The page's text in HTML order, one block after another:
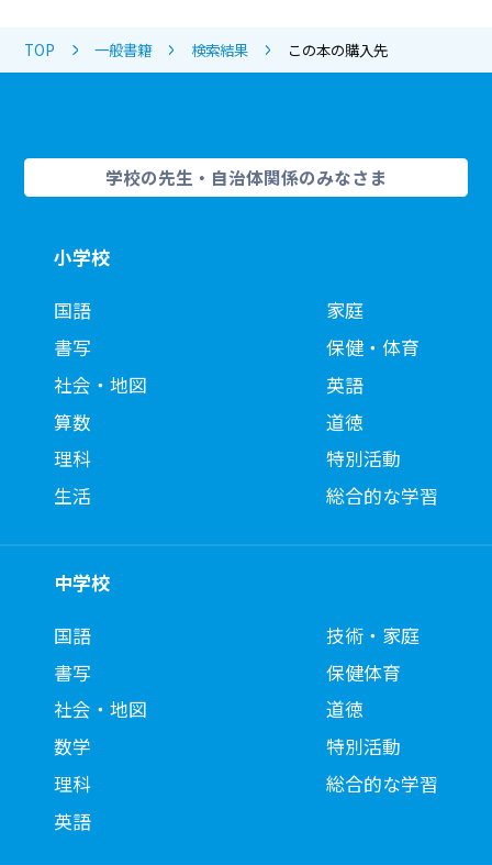
TOP 一般書籍 検索結果 この本の購入先
学校の先生・自治体関係のみなさま
小学校
国語
書写
社会・地図
算数
理科
生活
家庭
保健・体育
英語
道徳
特別活動
総合的な学習
中学校
国語
書写
社会・地図
数学
理科
英語
技術・家庭
保健体育
道徳
特別活動
総合的な学習